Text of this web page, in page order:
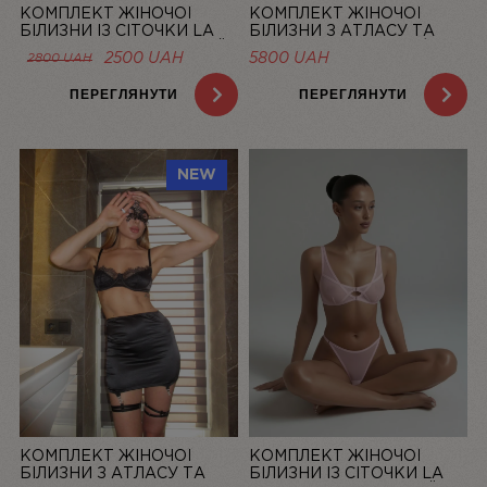
КОМПЛЕКТ ЖІНОЧОЇ
БІЛИЗНИ ІЗ СІТОЧКИ LA
DOLCE VITA ЛОСОСЕВИЙ |
LINIYA
2800UAH
ОРИГІНАЛЬНА
2800 UAH.
2500 UAHПОТОЧНА
ЦІНА:
2500 UAH.
ПЕРЕГЛЯНУТИ
КОМПЛЕКТ ЖІНОЧОЇ
БІЛИЗНИ З АТЛАСУ ТА
МЕРЕЖИВА “LA ROSÉE” ЗІ
СПІДНИЦЕЮ — LINIYA
5800 UAH
ПЕРЕГЛЯНУТИ
NEW
КОМПЛЕКТ ЖІНОЧОЇ
БІЛИЗНИ З АТЛАСУ ТА
КОМПЛЕКТ ЖІНОЧОЇ
БІЛИЗНИ ІЗ СІТОЧКИ LA